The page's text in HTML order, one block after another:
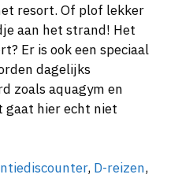
resort. Of plof lekker
aan het strand! Het
Er is ook een speciaal
dagelijks
zoals aquagym en
gaat hier echt niet
, D-reizen,